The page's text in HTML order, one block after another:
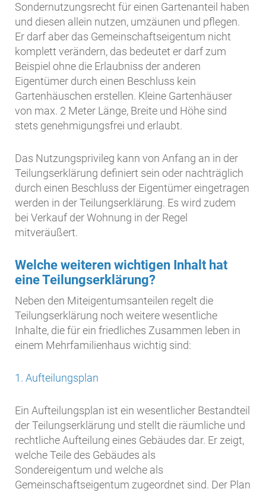
Sondernutzungsrecht für einen Gartenanteil haben
und diesen allein nutzen, umzäunen und pflegen.
Er darf aber das Gemeinschaftseigentum nicht
komplett verändern, das bedeutet er darf zum
Beispiel ohne die Erlaubniss der anderen
Eigentümer durch einen Beschluss kein
Gartenhäuschen erstellen. Kleine Gartenhäuser
von max. 2 Meter Länge, Breite und Höhe sind
stets genehmigungsfrei und erlaubt.
Das Nutzungsprivileg kann von Anfang an in der
Teilungserklärung definiert sein oder nachträglich
durch einen Beschluss der Eigentümer eingetragen
werden in der Teilungserklärung. Es wird zudem
bei Verkauf der Wohnung in der Regel
mitveräußert.
Welche weiteren wichtigen Inhalt hat
eine Teilungserklärung?
Neben den Miteigentumsanteilen regelt die
Teilungserklärung noch weitere wesentliche
Inhalte, die für ein friedliches Zusammen leben in
einem Mehrfamilienhaus wichtig sind:
1. Aufteilungsplan
Ein Aufteilungsplan ist ein wesentlicher Bestandteil
der Teilungserklärung und stellt die räumliche und
rechtliche Aufteilung eines Gebäudes dar. Er zeigt,
welche Teile des Gebäudes als
Sondereigentum und welche als
Gemeinschaftseigentum zugeordnet sind. Der Plan